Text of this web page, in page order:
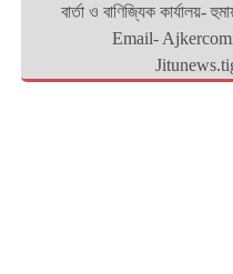
বার্তা ও বাণিজ্যিক কার্যালয়-
Email-